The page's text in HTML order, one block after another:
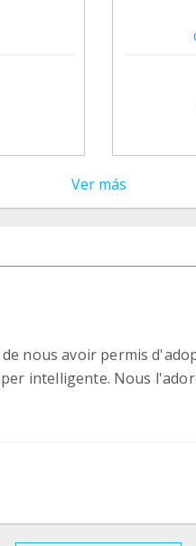
: Vous pouvez
Ver más
nous avoir permis
intelligente. Nous